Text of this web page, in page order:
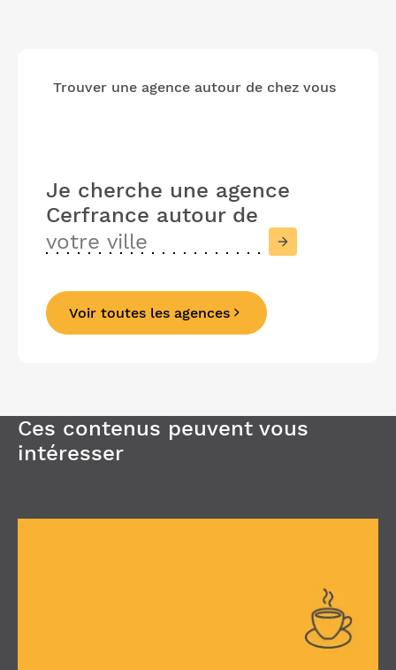
Trouver une agence autour de chez vous
Je cherche une agence
Cerfrance autour de
PrécédentSuivant
Voir toutes les agences
Ces contenus peuvent vous
intéresser